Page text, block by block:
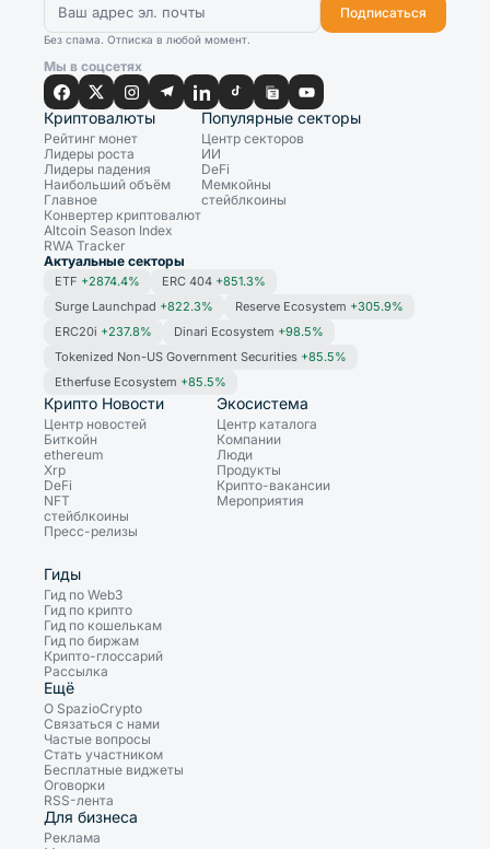
Подписаться
Без спама. Отписка в любой момент.
Мы в соцсетях
Криптовалюты
Рейтинг монет
Лидеры роста
Лидеры падения
Наибольший объём
Главное
Конвертер криптовалют
Altcoin Season Index
RWA Tracker
Популярные секторы
Центр секторов
ИИ
DeFi
Мемкойны
стейблкоины
Актуальные секторы
ETF +2874.4% ERC 404 +851.3%
Surge Launchpad +822.3% Reserve Ecosystem +305.9%
ERC20i +237.8% Dinari Ecosystem +98.5%
Tokenized Non-US Government Securities +85.5%
Etherfuse Ecosystem +85.5%
Крипто Новости
Центр новостей
Биткойн
ethereum
Xrp
DeFi
NFT
стейблкоины
Пресс-релизы
Экосистема
Центр каталога
Компании
Люди
Продукты
Крипто-вакансии
Мероприятия
Гиды
Гид по Web3
Гид по крипто
Гид по кошелькам
Гид по биржам
Крипто-глоссарий
Рассылка
Ещё
О SpazioCrypto
Связаться с нами
Частые вопросы
Стать участником
Бесплатные виджеты
Оговорки
RSS-лента
Для бизнеса
Реклама